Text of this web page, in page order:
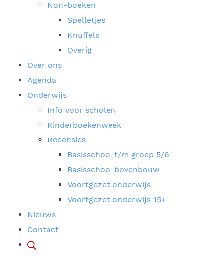
Non-boeken
Spelletjes
Knuffels
Overig
Over ons
Agenda
Onderwijs
Info voor scholen
Kinderboekenweek
Recensies
Basisschool t/m groep 5/6
Basisschool bovenbouw
Voortgezet onderwijs
Voortgezet onderwijs 15+
Nieuws
Contact